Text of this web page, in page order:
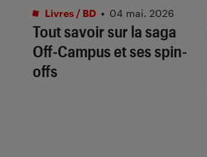
Tout savoir sur la saga
Off-Campus et ses spin-
offs
Livres / BD • 04 mai. 2026